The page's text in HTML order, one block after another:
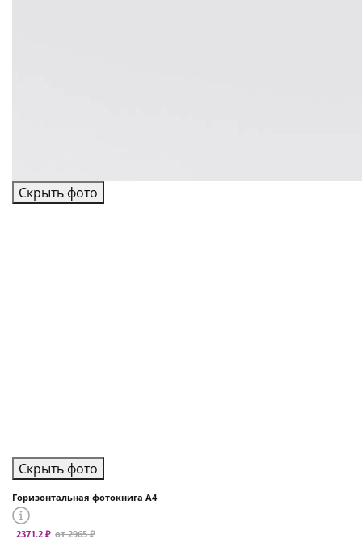
Скрыть фото
Скрыть фото
Горизонтальная фотокнига А4
2371.2 ₽ от 2965 ₽